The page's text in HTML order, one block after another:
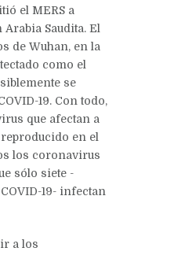
el MERS a
Saudita. El
de Wuhan, en la
como el
se
19. Con todo,
que afectan a
en el
los coronavirus
sólo siete -
19- infectan
a los